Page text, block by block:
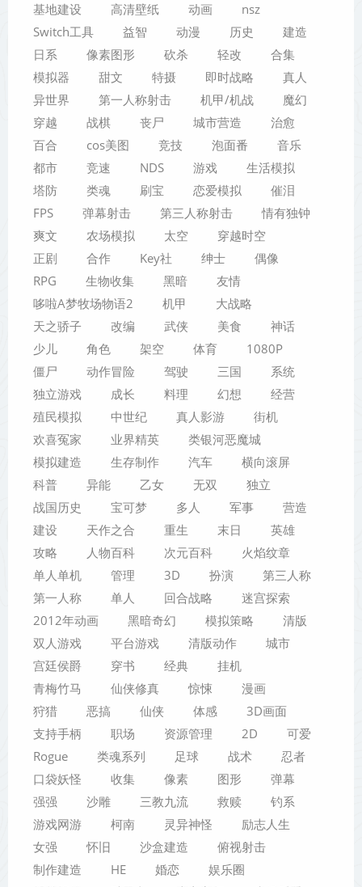
基地建设
高清壁纸 动画
nsz
Switch工具
益智 动漫 历史
建造
日系
像素图形 砍杀 轻改
合集
模拟器
甜文 特摄 即时战略
真人
异世界
第一人称射击 机甲/机战
魔幻
穿越
战棋 丧尸 城市营造
治愈
百合
cos美图 竞技 泡面番
音乐
都市
竞速 NDS 游戏
生活模拟
塔防
类魂 刷宝 恋爱模拟
催泪
FPS
弹幕射击 第三人称射击
情有独钟
爽文
农场模拟 太空
穿越时空
正剧
合作 Key社 绅士
偶像
RPG
生物收集 黑暗
友情
哆啦A梦牧场物语2
机甲
大战略
天之骄子
改编 武侠 美食
神话
少儿
角色 架空 体育
1080P
僵尸
动作冒险 驾驶 三国
系统
独立游戏
成长 料理 幻想
经营
殖民模拟
中世纪 真人影游
街机
欢喜冤家
业界精英
类银河恶魔城
模拟建造
生存制作 汽车
横向滚屏
科普
异能 乙女 无双
独立
战国历史
宝可梦 多人 军事
营造
建设
天作之合 重生 末日
英雄
攻略
人物百科 次元百科
火焰纹章
单人单机
管理 3D 扮演
第三人称
第一人称
单人 回合战略
迷宫探索
2012年动画
黑暗奇幻 模拟策略
清版
双人游戏
平台游戏 清版动作
城市
宫廷侯爵
穿书 经典
挂机
青梅竹马
仙侠修真 惊悚
漫画
狩猎
恶搞 仙侠 体感
3D画面
支持手柄
职场 资源管理 2D
可爱
Rogue
类魂系列 足球 战术
忍者
口袋妖怪
收集 像素 图形
弹幕
强强
沙雕 三教九流 救赎
钓系
游戏网游
柯南 灵异神怪
励志人生
女强
怀旧 沙盒建造
俯视射击
制作建造
HE 婚恋
娱乐圈